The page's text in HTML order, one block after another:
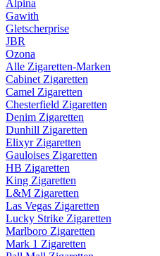
Alpina
Gawith
Gletscherprise
JBR
Ozona
Alle Zigaretten-Marken
Cabinet Zigaretten
Camel Zigaretten
Chesterfield Zigaretten
Denim Zigaretten
Dunhill Zigaretten
Elixyr Zigaretten
Gauloises Zigaretten
HB Zigaretten
King Zigaretten
L&M Zigaretten
Las Vegas Zigaretten
Lucky Strike Zigaretten
Marlboro Zigaretten
Mark 1 Zigaretten